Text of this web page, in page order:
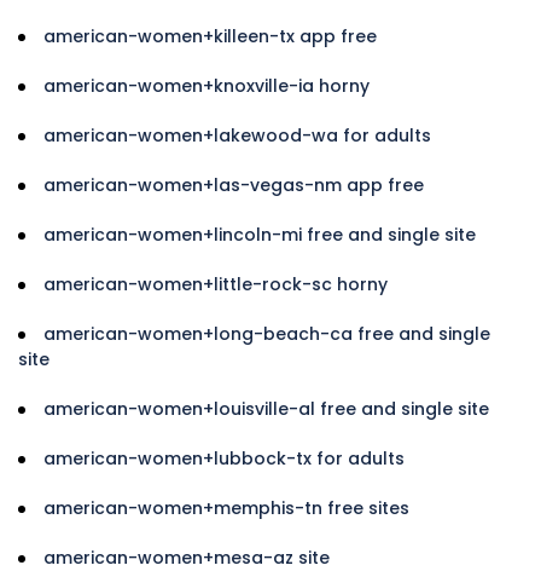
american-women+killeen-tx app free
american-women+knoxville-ia horny
american-women+lakewood-wa for adults
american-women+las-vegas-nm app free
american-women+lincoln-mi free and single site
american-women+little-rock-sc horny
american-women+long-beach-ca free and single
site
american-women+louisville-al free and single site
american-women+lubbock-tx for adults
american-women+memphis-tn free sites
american-women+mesa-az site